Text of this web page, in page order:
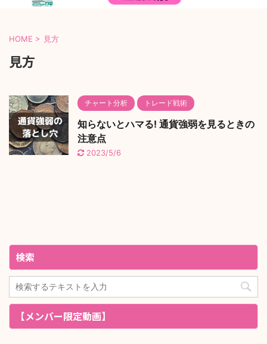
HOME > 見方
見方
チャート分析 トレード戦術
知らないとハマる! 通貨強弱を見るときの
注意点
2023/5/6
検索
【メンバー限定動画】